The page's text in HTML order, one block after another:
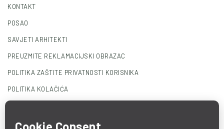
KONTAKT
POSAO
SAVJETI ARHITEKTI
PREUZMITE REKLAMACIJSKI OBRAZAC
POLITIKA ZAŠTITE PRIVATNOSTI KORISNIKA
POLITIKA KOLAČIĆA